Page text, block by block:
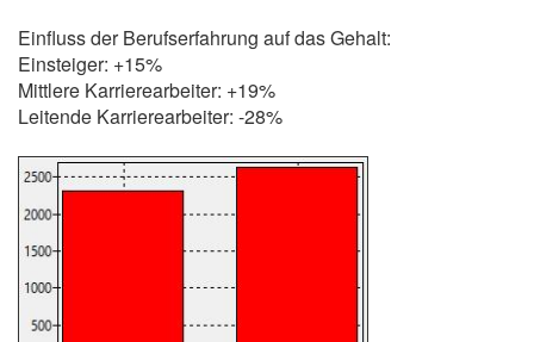
Einfluss der Berufserfahrung auf das Gehalt:
Einsteiger: +15%
Mittlere Karrierearbeiter: +19%
Leitende Karrierearbeiter: -28%